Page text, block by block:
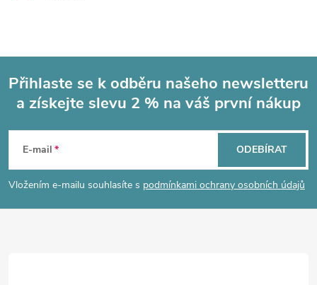
p
Přihlaste se k odběru našeho newsletteru
a získejte slevu 2 % na váš první nákup
E-mail
Vložením e-mailu souhlasíte s podmínkami ochrany osobních údajů
ODEBÍRAT